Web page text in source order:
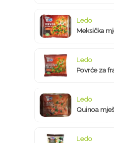
Ledo
Meksička
Ledo
Povrće za
Ledo
Quinoa
Ledo